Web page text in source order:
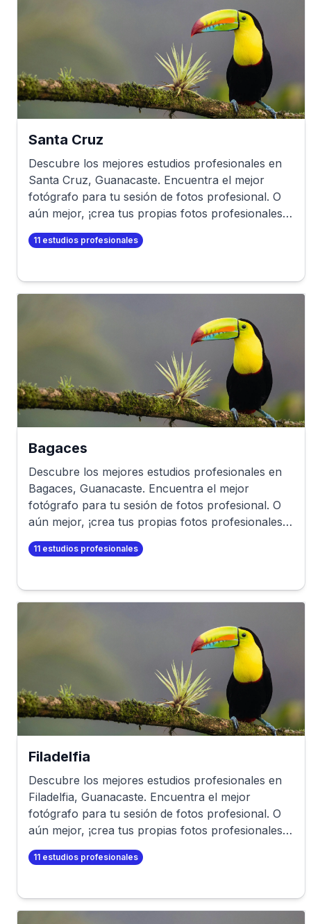
Santa Cruz
Descubre los mejores estudios profesionales en
Santa Cruz, Guanacaste. Encuentra el mejor
fotógrafo para tu sesión de fotos profesional. O
aún mejor, ¡crea tus propias fotos profesionales
en minutos!
11 estudios profesionales
Bagaces
Descubre los mejores estudios profesionales en
Bagaces, Guanacaste. Encuentra el mejor
fotógrafo para tu sesión de fotos profesional. O
aún mejor, ¡crea tus propias fotos profesionales
en minutos!
11 estudios profesionales
Filadelfia
Descubre los mejores estudios profesionales en
Filadelfia, Guanacaste. Encuentra el mejor
fotógrafo para tu sesión de fotos profesional. O
aún mejor, ¡crea tus propias fotos profesionales
en minutos!
11 estudios profesionales